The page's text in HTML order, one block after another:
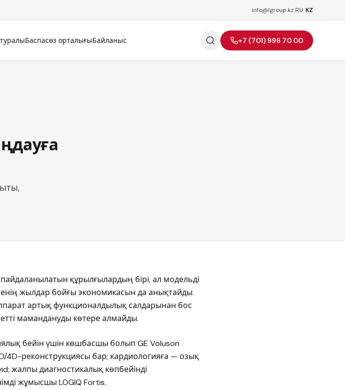
info@lgroup.kz RU KZ
Баспасөз орталығыБайланыс +7 (701) 996 70 00
құрылғылардың бірі, ал модельді
жылдар бойғы экономикасын да анықтайды.
артық функционалдылық салдарынан бос
мамандануды көтере алмайды.
бейін үшін көшбасшы болып GE Voluson
4D-реконструкциясы бар; кардиологияға — озық
жалпы диагностикалық көпбейінді
жұмысшы LOGIQ Fortis.